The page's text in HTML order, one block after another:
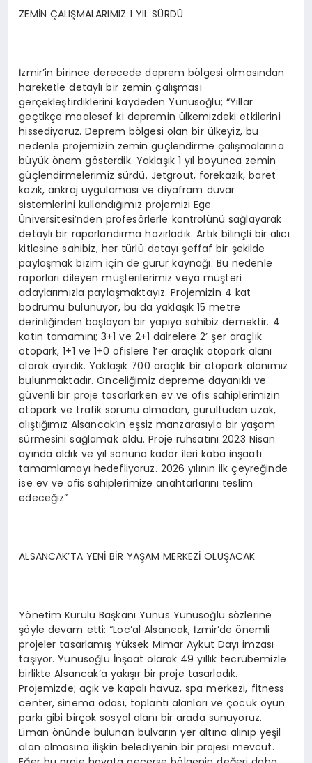
ZEMİN ÇALIŞMALARIMIZ 1 YIL SÜRDÜ
İzmir’in birince derecede deprem bölgesi olmasından
hareketle detaylı bir zemin çalışması
gerçekleştirdiklerini kaydeden Yunusoğlu; “Yıllar
geçtikçe maalesef ki depremin ülkemizdeki etkilerini
hissediyoruz. Deprem bölgesi olan bir ülkeyiz, bu
nedenle projemizin zemin güçlendirme çalışmalarına
büyük önem gösterdik. Yaklaşık 1 yıl boyunca zemin
güçlendirmelerimiz sürdü. Jetgrout, forekazık, baret
kazık, ankraj uygulaması ve diyafram duvar
sistemlerini kullandığımız projemizi Ege
Üniversitesi’nden profesörlerle kontrolünü sağlayarak
detaylı bir raporlandırma hazırladık. Artık bilinçli bir alıcı
kitlesine sahibiz, her türlü detayı şeffaf bir şekilde
paylaşmak bizim için de gurur kaynağı. Bu nedenle
raporları dileyen müşterilerimiz veya müşteri
adaylarımızla paylaşmaktayız. Projemizin 4 kat
bodrumu bulunuyor, bu da yaklaşık 15 metre
derinliğinden başlayan bir yapıya sahibiz demektir. 4
katın tamamını; 3+1 ve 2+1 dairelere 2’ şer araçlık
otopark, 1+1 ve 1+0 ofislere 1’er araçlık otopark alanı
olarak ayırdık. Yaklaşık 700 araçlık bir otopark alanımız
bulunmaktadır. Önceliğimiz depreme dayanıklı ve
güvenli bir proje tasarlarken ev ve ofis sahiplerimizin
otopark ve trafik sorunu olmadan, gürültüden uzak,
alıştığımız Alsancak’ın eşsiz manzarasıyla bir yaşam
sürmesini sağlamak oldu. Proje ruhsatını 2023 Nisan
ayında aldık ve yıl sonuna kadar ileri kaba inşaatı
tamamlamayı hedefliyoruz. 2026 yılının ilk çeyreğinde
ise ev ve ofis sahiplerimize anahtarlarını teslim
edeceğiz”
ALSANCAK’TA YENİ BİR YAŞAM MERKEZİ OLUŞACAK
Yönetim Kurulu Başkanı Yunus Yunusoğlu sözlerine
şöyle devam etti: “Loc’al Alsancak, İzmir’de önemli
projeler tasarlamış Yüksek Mimar Aykut Dayı imzası
taşıyor. Yunusoğlu İnşaat olarak 49 yıllık tecrübemizle
birlikte Alsancak’a yakışır bir proje tasarladık.
Projemizde; açık ve kapalı havuz, spa merkezi, fitness
center, sinema odası, toplantı alanları ve çocuk oyun
parkı gibi birçok sosyal alanı bir arada sunuyoruz.
Liman önünde bulunan bulvarın yer altına alınıp yeşil
alan olmasına ilişkin belediyenin bir projesi mevcut.